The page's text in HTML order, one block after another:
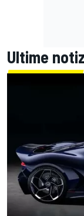
Ultime